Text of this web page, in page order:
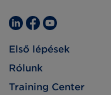
Első lépések
Rólunk
Training Center